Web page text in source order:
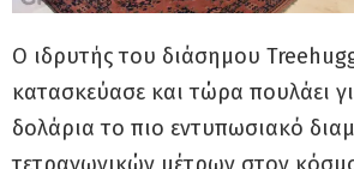
Ο ιδρυτής του διάσημου
κατασκεύασε και τώρα πουλάει
δολάρια το πιο εντυπωσιακό